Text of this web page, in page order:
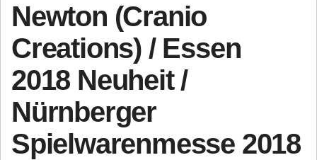
Newton (Cranio
Creations) / Essen
2018 Neuheit /
Nürnberger
Spielwarenmesse 2018